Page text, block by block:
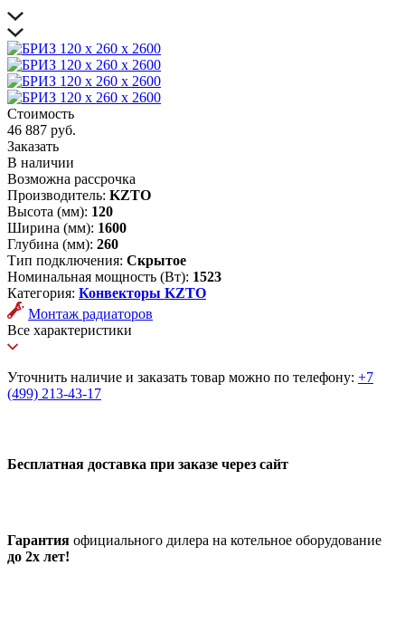
Стоимость
46 887 руб.
Заказать
В наличии
Возможна рассрочка
Производитель: KZTO
Высота (мм): 120
Ширина (мм): 1600
Глубина (мм): 260
Тип подключения: Скрытое
Номинальная мощность (Вт): 1523
Категория: Конвекторы KZTO
Монтаж радиаторов
Все характеристики
Уточнить наличие и заказать товар можно по телефону: +7
(499) 213-43-17
Бесплатная доставка при заказе через сайт
Гарантия официального дилера на котельное оборудование
до 2х лет!